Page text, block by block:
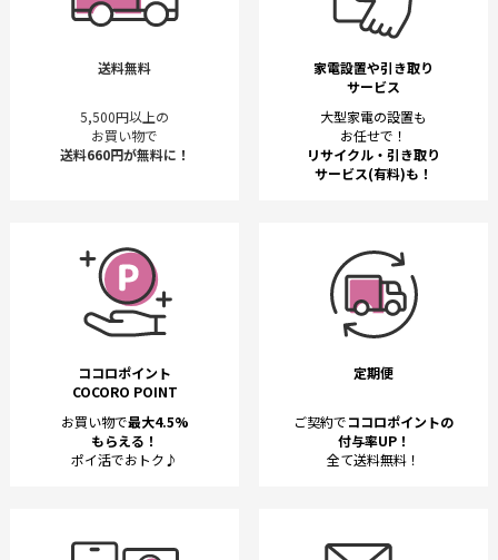
送料無料
5,500円以上の
お買い物で
送料660円が無料に！
家電設置や引き取り
サービス
大型家電の設置も
お任せで！
リサイクル・引き取り
サービス(有料)も！
ココロポイント
COCORO POINT
お買い物で最大4.5%
もらえる！
ポイ活でおトク♪
定期便
ご契約でココロポイントの
付与率UP！
全て送料無料！